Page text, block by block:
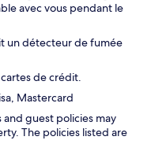
avec vous pendant le
un détecteur de fumée
de crédit.
Mastercard
and guest policies may
The policies listed are